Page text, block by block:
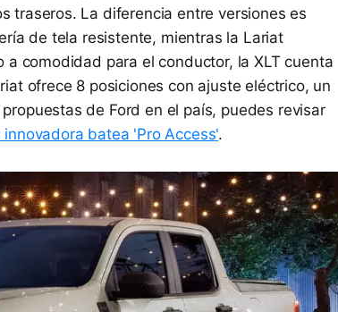
traseros. La diferencia entre versiones es
de tela resistente, mientras la Lariat
comodidad para el conductor, la XLT cuenta
ofrece 8 posiciones con ajuste eléctrico, un
de Ford en el país, puedes revisar
batea 'Pro Access'.